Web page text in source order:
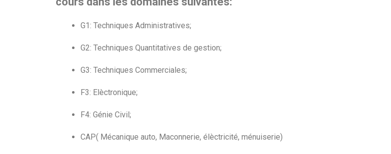
G1: Techniques Administratives;
G2: Techniques Quantitatives de gestion;
G3: Techniques Commerciales;
F3: Elèctronique;
F4: Génie Civil;
CAP( Mécanique auto, Maconnerie, élèctricité, ménuiserie)